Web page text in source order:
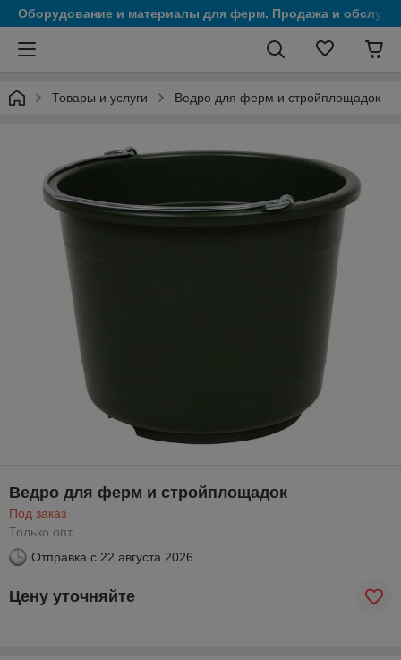
Оборудование и материалы для ферм. Продажа и
Товары и услуги Ведро для ферм и стройплощадок
Ведро для ферм и стройплощадок
Под заказ
Только опт
Отправка с 22 августа 2026
Цену уточняйте